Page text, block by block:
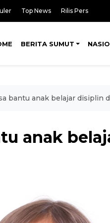
Top News Rilis Pers
BERITA SUMUT
bantu anak belajar disiplin
anak